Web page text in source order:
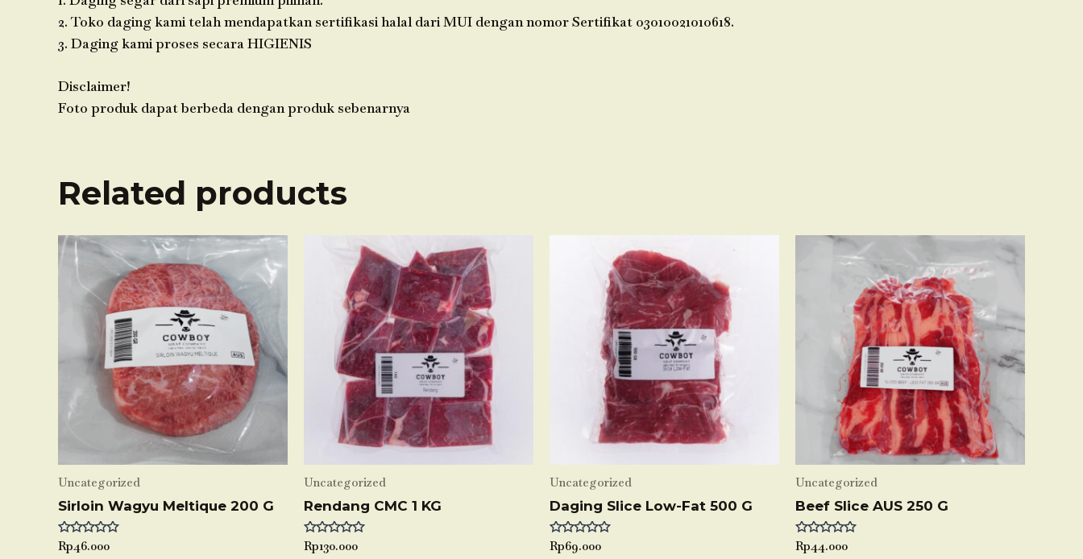
2. Toko daging kami telah mendapatkan sertifikasi halal dari MUI dengan nomor Sertifikat 03010021010618.
3. Daging kami proses secara HIGIENIS
Disclaimer!
Foto produk dapat berbeda dengan produk sebenarnya
Related products
Uncategorized
Sirloin Wagyu Meltique 200 G
Rated
Rp46.000
Uncategorized
Rendang CMC 1 KG
Rated
Rp130.000
Uncategorized
Daging Slice Low-Fat 500 G
Rated
Rp69.000
Uncategorized
Beef Slice AUS 250 G
Rated
Rp44.000